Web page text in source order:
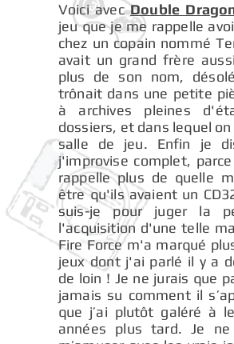
Voici avecDouble
jeu que je me rappelle
chez un copain nommé
avait un grand frère
plus de son nom,
trônait dans une petite
à archives pleines
dossiers, et dans lequel
salle de jeu. Enfin je
j'improvise complet,
rappelle plus de quelle
être qu'ils avaient un
suis-je pour juger la
l'acquisition d'une telle
Fire Force m'a marqué
jeux dont j'ai parlé il y a
de loin ! Je ne jurais que
jamais su comment il
que j’ai plutôt galéré à
années plus tard. Je